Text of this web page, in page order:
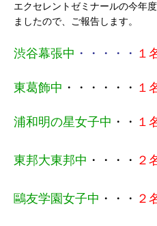
エクセレントゼミナールの今年
ましたので、ご報告します。
渋谷幕張中 ・・・・・ １
東葛飾中 ・・・・・・ １
浦和明の星女子中 ・・ １
東邦大東邦中 ・・ ・・ ２
鷗友学園女子中 ・ ・・ ２